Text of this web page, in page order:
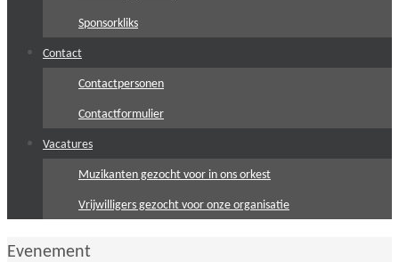
Sponsorkliks
Contact
Contactpersonen
Contactformulier
Vacatures
Muzikanten gezocht voor in ons orkest
Vrijwilligers gezocht voor onze organisatie
Home
Evenement